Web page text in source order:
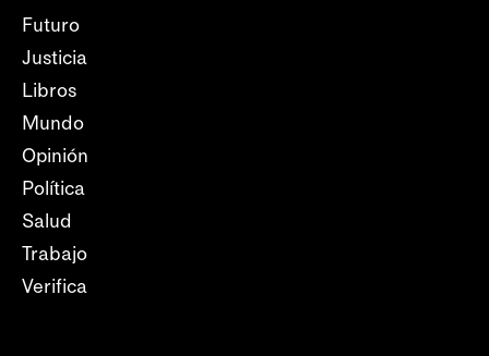
Futuro
Justicia
Libros
Mundo
Opinión
Política
Salud
Trabajo
Verifica